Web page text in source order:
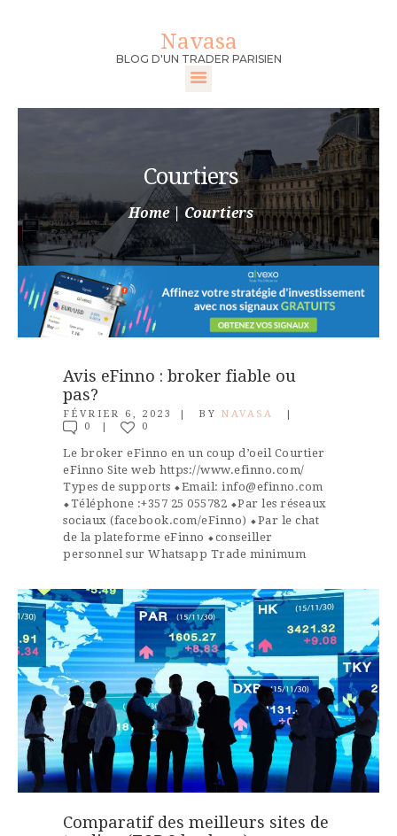
Navasa
BLOG D'UN TRADER PARISIEN
Courtiers
Home Courtiers
Navasa
BLOG D'UN TRADER PARISIEN
DEVENIR TRADER
FORMATION
TRADER
MEILLEURS
BROKERS
CONTACT
Avis eFinno : broker fiable ou
pas?
FÉVRIER 6, 2023 BY
NAVASA
0
0
Le broker eFinno en un coup d’oeil Courtier
eFinno Site web https://www.efinno.com/
Types de supports ⬥Email: info@efinno.com
⬥Téléphone :+357 25 055782 ⬥Par les réseaux
sociaux (facebook.com/eFinno) ⬥Par le chat
de la plateforme eFinno ⬥conseiller
personnel sur Whatsapp Trade minimum
Comparatif des meilleurs sites de